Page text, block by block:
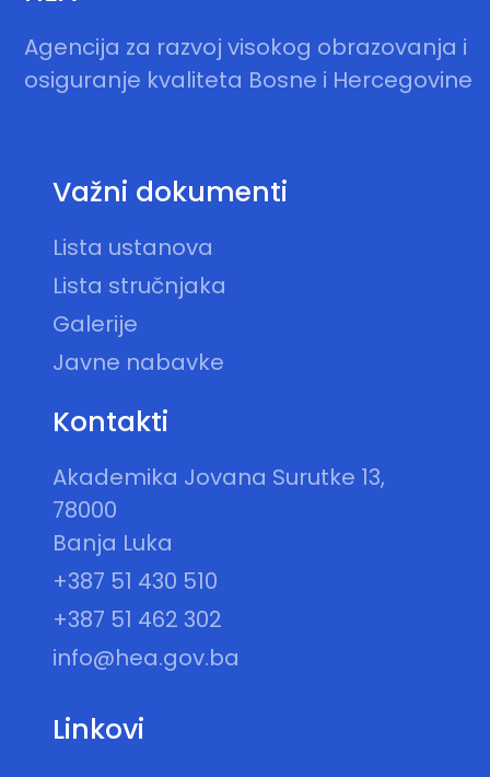
Agencija za razvoj visokog obrazovanja i
osiguranje kvaliteta Bosne i Hercegovine
Važni dokumenti
Lista ustanova
Lista stručnjaka
Galerije
Javne nabavke
Kontakti
Akademika Jovana Surutke 13,
78000
Banja Luka
+387 51 430 510
+387 51 462 302
info@hea.gov.ba
Linkovi